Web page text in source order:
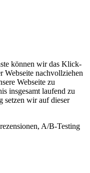
können wir das Klick-
Webseite nachvollziehen
Webseite zu
insgesamt laufend zu
setzen wir auf dieser
A/B-Testing